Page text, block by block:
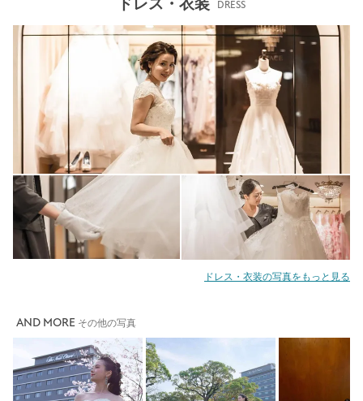
ドレス・衣装 DRESS
ドレス・衣装の写真をもっと見る
AND MORE その他の写真